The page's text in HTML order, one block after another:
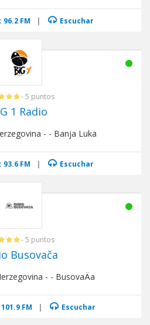
FM | Escuchar
- 5 puntos
1 Radio
- - Banja Luka
FM | Escuchar
- 5 puntos
Busovača
- - BusovaÄa
FM | Escuchar